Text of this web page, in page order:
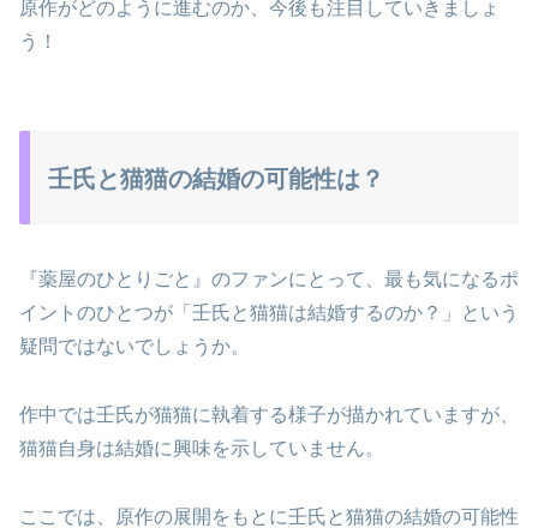
原作がどのように進むのか、今後も注目していきましょ
う！
壬氏と猫猫の結婚の可能性は？
『薬屋のひとりごと』のファンにとって、最も気になるポ
イントのひとつが「壬氏と猫猫は結婚するのか？」という
疑問ではないでしょうか。
作中では壬氏が猫猫に執着する様子が描かれていますが、
猫猫自身は結婚に興味を示していません。
ここでは、原作の展開をもとに壬氏と猫猫の結婚の可能性